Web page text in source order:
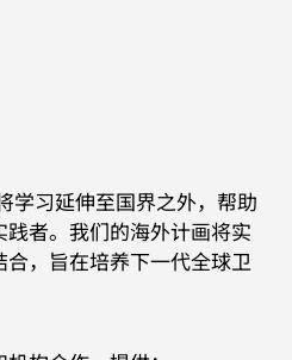
学习延伸至国界之外，帮助
者。我们的海外计画将实
，旨在培养下一代全球卫